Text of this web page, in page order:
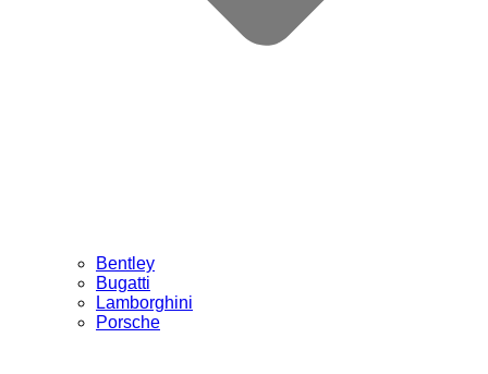
Bentley
Bugatti
Lamborghini
Porsche